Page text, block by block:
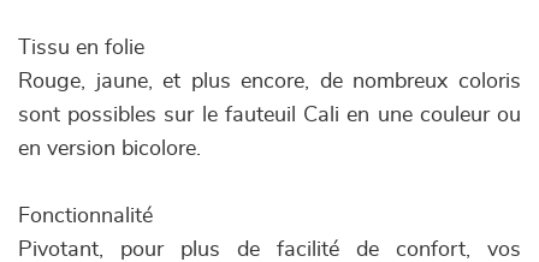
Tissu en folie
Rouge, jaune, et plus encore, de nombreux coloris
sont possibles sur le fauteuil Cali en une couleur ou
en version bicolore.
Fonctionnalité
Pivotant, pour plus de facilité de confort, vos